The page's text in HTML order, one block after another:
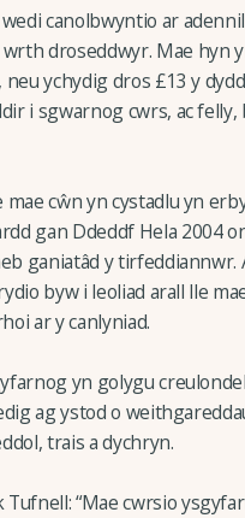
canolbwyntio ar
droseddwyr. Mae hyn
ychydig dros £13 y
i sgwarnog cwrs, ac
cŵn yn cystadlu yn
gan Ddeddf Hela 2004
ganiatâd y tirfeddiannwr.
byw i leoliad arall lle
ar y canlyniad.
yn golygu
ag ystod o
trais a dychryn.
Tufnell: “Mae cwrsio